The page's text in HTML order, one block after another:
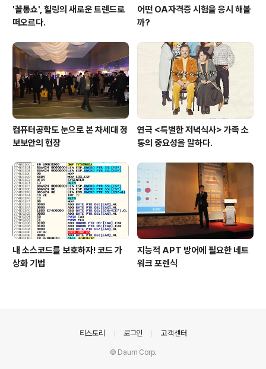
'꼴통쇼', 힐링의 새로운 트렌드로
떠오르다.
어떤 OA자격증 시험을 응시 해볼
까?
컴퓨터공학도 눈으로 본 차세대 정
보보안의 현장
연극 <특별한 저녁식사> 가족 소
통의 중요성을 말하다.
내 소스코드를 보호하자! 코드 가
상화 기법
지능적 APT 방어에 필요한 네트
워크 포렌식
티스토리 로그인 고객센터
© Daum Corp.